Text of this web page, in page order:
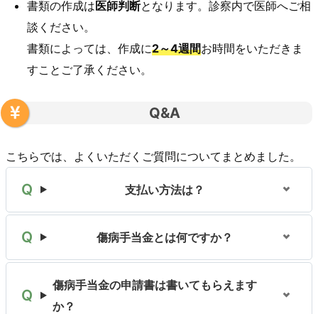
書類の作成は医師判断となります。診察内で医師へご相
談ください。
書類によっては、作成に2～4週間お時間をいただきま
すことご了承ください。
Q&A
こちらでは、よくいただくご質問についてまとめました。
支払い方法は？
傷病手当金とは何ですか？
傷病手当金の申請書は書いてもらえます
か？